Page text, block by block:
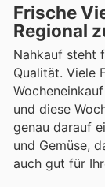
Frische
Regional
Nahkauf steht
Qualität. Viele
und diese
genau darauf
und Gemüse,
auch gut für